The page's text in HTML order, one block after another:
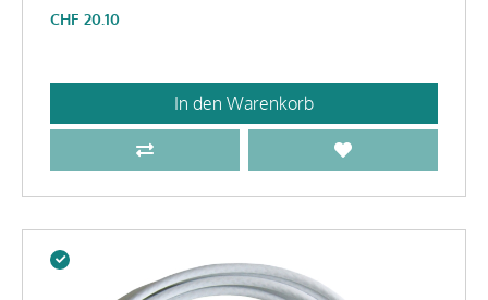
CHF 20.10
In den Warenkorb